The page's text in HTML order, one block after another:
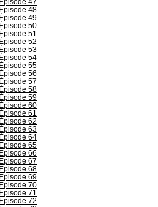
Épisode 47
Épisode 48
Épisode 49
Épisode 50
Épisode 51
Épisode 52
Épisode 53
Épisode 54
Épisode 55
Épisode 56
Épisode 57
Épisode 58
Épisode 59
Épisode 60
Épisode 61
Épisode 62
Épisode 63
Épisode 64
Épisode 65
Épisode 66
Épisode 67
Épisode 68
Épisode 69
Épisode 70
Épisode 71
Épisode 72